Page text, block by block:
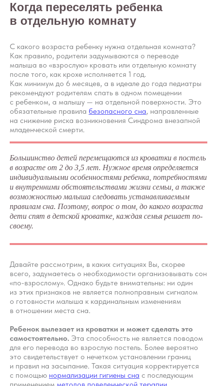
Когда переселять ребенка
в отдельную комнату
С какого возраста ребенку нужна отдельная комната?
Как правило, родители задумываются о переводе
малыша во «взрослую» кровать или отдельную комнату
после того, как крохе исполняется 1 год.
Как минимум до 6 месяцев, а в идеале до года педиатры
рекомендуют родителям спать в одном помещении
с ребенком, а малышу — на отдельной поверхности. Это
обязательные правила безопасного сна, направленные
на снижение риска возникновения Синдрома внезапной
младенческой смерти.
Большинство детей перемещаются из кроватки в постель
в возрасте от 2 до 3,5 лет. Нужное время определяется
индивидуальными особенностями ребенка, потребностями
и внутренними обстоятельствами жизни семьи, а также
возможностью малыша следовать устанавливаемым
правилам сна. Поэтому, вопрос о том, до какого возраста
дети спят в детской кроватке, каждая семья решает по-
своему.
Давайте рассмотрим, в каких ситуациях Вы, скорее
всего, задумаетесь о необходимости организовывать сон
«по-взрослому». Однако будьте внимательны: ни один
из этих признаков не является полноправным сигналом
о готовности малыша к кардинальным изменениям
в отношении места сна.
Ребенок вылезает из кроватки и может сделать это
самостоятельно. ​Эта способность не является поводом
для его перевода во взрослую постель. Более вероятно
это свидетельствует о нечетком установлении границ
и правил на засыпание. Такая ситуация корректируется
с помощью нормализации гигиены сна с последующим